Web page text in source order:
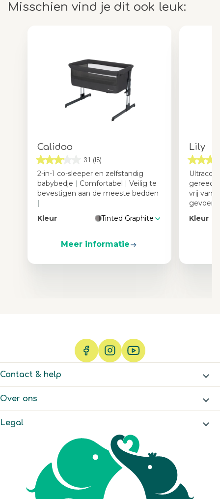
Misschien vind je dit ook leuk:
Calidoo
3.1 (15)
2-in-1 co-sleeper en zelfstandig
babybedje | Comfortabel | Veilig te
bevestigen aan de meeste bedden
|
Kleur
Tinted Graphite
Meer informatie
Lily
gereed
vrij van
Kleur
Contact & help
Over ons
Legal